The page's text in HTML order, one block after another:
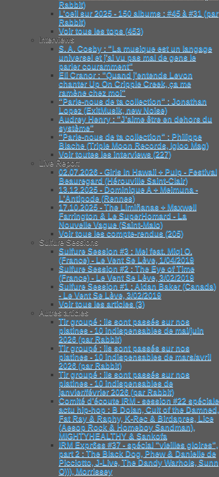
Rabbit)
L’oeil sur 2025 - 150 albums : #45 à #31 (par
Rabbit)
Voir tous les tops (453)
Interviews
S. A. Cosby : "La musique est un langage
universel et j’ai vu pas mal de gens le
parler couramment"
Eli Cranor : "Quand j’entends Levon
chanter Up On Cripple Creek, ça me
ramène chez moi"
"Parle-nous de ta collection" : Jonathan
Lopez (ExitMusik, new Noise)
Audrey Henry : "J’aime être en dehors du
système"
"Parle-nous de ta collection" : Philippe
Blache (Triple Moon Records, Igloo Mag)
Voir toutes les interviews (227)
Live Report
02.07.2026 - Girls In Hawaii + Pulp - Festival
Beauregard (Hérouville Saint-Clair)
13.12.2025 - Dominique A + Meimuna -
L’Antipode (Rennes)
17.10.2025 - The Limiñanas + Maxwell
Farrington & Le SuperHomard - La
Nouvelle Vague (Saint-Malo)
Voir tous les compte-rendus (205)
Sulfure Sessions
Sulfure Session #3 : Mei feat. Miqi O.
(France) - Le Vent Se Lève, 1/04/2019
Sulfure Session #2 : The Eye of Time
(France) - Le Vent Se Lève, 3/02/2019
Sulfure Session #1 : Aidan Baker (Canada)
- Le Vent Se Lève, 3/02/2019
Voir tous les articles (3)
Autres articles
Tir groupé : ils sont passés sur nos
platines - 10 indispensables de mai/juin
2026 (par Rabbit)
Tir groupé : ils sont passés sur nos
platines - 10 indispensables de mars/avril
2026 (par Rabbit)
Tir groupé : ils sont passés sur nos
platines - 10 indispensables de
janvier/février 2026 (par Rabbit)
Comité d’écoute IRM - session #22 spéciale
actu hip-hop : B Dolan, Cult of the Damned,
Fat Ray & Raphy, K-Rec & Birdapres, Lice
(Aesop Rock & Homeboy Sandman),
MIGHTYHEALTHY & Sankofa
IRM Expr6ss #37 - spécial "vieilles gloires",
part 2 : The Black Dog, Phew & Danielle de
Picciotto, J-Live, The Dandy Warhols, Sunn
O))), Morrissey